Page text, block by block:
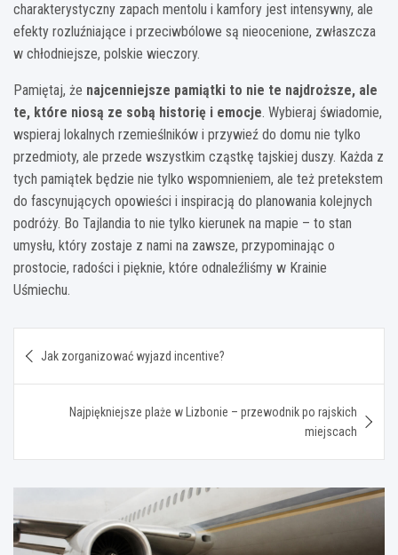
charakterystyczny zapach mentolu i kamfory jest intensywny, ale
efekty rozluźniające i przeciwbólowe są nieocenione, zwłaszcza
w chłodniejsze, polskie wieczory.
Pamiętaj, że najcenniejsze pamiątki to nie te najdroższe, ale
te, które niosą ze sobą historię i emocje. Wybieraj świadomie,
wspieraj lokalnych rzemieślników i przywieź do domu nie tylko
przedmioty, ale przede wszystkim cząstkę tajskiej duszy. Każda z
tych pamiątek będzie nie tylko wspomnieniem, ale też pretekstem
do fascynujących opowieści i inspiracją do planowania kolejnych
podróży. Bo Tajlandia to nie tylko kierunek na mapie – to stan
umysłu, który zostaje z nami na zawsze, przypominając o
prostocie, radości i pięknie, które odnaleźliśmy w Krainie
Uśmiechu.
wpisu
Jak zorganizować wyjazd incentive?
Najpiękniejsze plaże w Lizbonie – przewodnik po rajskich
miejscach